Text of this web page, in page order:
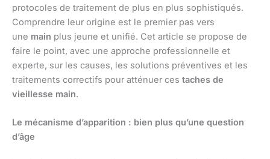
protocoles de traitement de plus en plus sophistiqués.
Comprendre leur origine est le premier pas vers
une main plus jeune et unifié. Cet article se propose de
faire le point, avec une approche professionnelle et
experte, sur les causes, les solutions préventives et les
traitements correctifs pour atténuer ces taches de
vieillesse main.
Le mécanisme d’apparition : bien plus qu’une question
d’âge